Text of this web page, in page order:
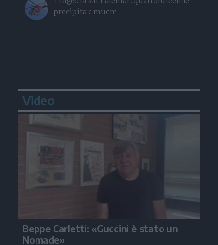
precipita e muore
Video
Beppe Carletti: «Guccini è stato un
Nomade»